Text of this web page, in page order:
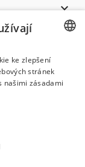

vyhrazena.
CZECH
ke zlepšení
stránek
našimi zásadami